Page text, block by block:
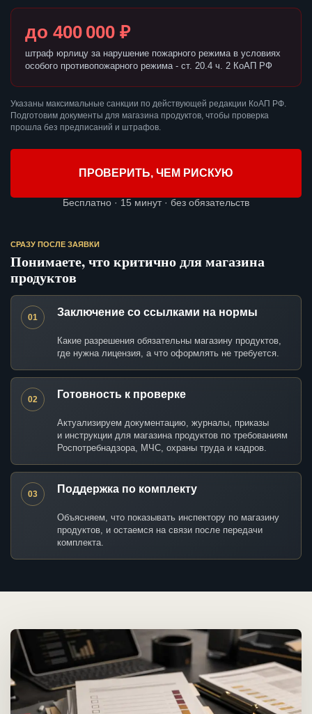
до 400 000 ₽
штраф юрлицу за нарушение пожарного режима в условиях
особого противопожарного режима - ст. 20.4 ч. 2 КоАП РФ
Указаны максимальные санкции по действующей редакции КоАП РФ.
Подготовим документы для магазина продуктов, чтобы проверка
прошла без предписаний и штрафов.
ПРОВЕРИТЬ, ЧЕМ РИСКУЮ
Бесплатно · 15 минут · без обязательств
СРАЗУ ПОСЛЕ ЗАЯВКИ
Понимаете, что критично для магазина
продуктов
01 Заключение со ссылками на нормы
Какие разрешения обязательны магазину продуктов,
где нужна лицензия, а что оформлять не требуется.
02 Готовность к проверке
Актуализируем документацию, журналы, приказы
и инструкции для магазина продуктов по требованиям
Роспотребнадзора, МЧС, охраны труда и кадров.
03 Поддержка по комплекту
Объясняем, что показывать инспектору по магазину
продуктов, и остаемся на связи после передачи
комплекта.